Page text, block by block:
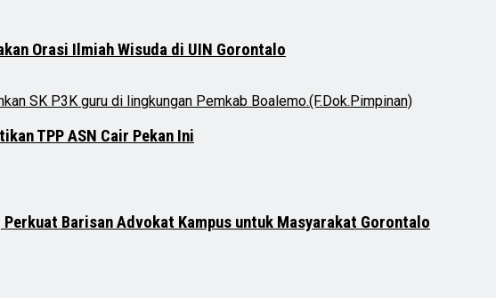
Orasi Ilmiah Wisuda di UIN Gorontalo
TPP ASN Cair Pekan Ini
Perkuat Barisan Advokat Kampus untuk Masyarakat Gorontalo